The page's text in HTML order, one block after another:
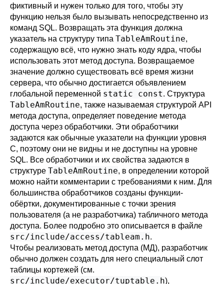
фиктивный и нужен только для того, чтобы эту
функцию нельзя было вызывать непосредственно из
команд SQL. Возвращать эта функция должна
указатель на структуру типа TableAmRoutine,
содержащую всё, что нужно знать коду ядра, чтобы
использовать этот метод доступа. Возвращаемое
значение должно существовать всё время жизни
сервера, что обычно достигается объявлением
глобальной переменной static const. Структура
TableAmRoutine, также называемая структурой API
метода доступа, определяет поведение метода
доступа через обработчики. Эти обработчики
задаются как обычные указатели на функции уровня
C, поэтому они не видны и не доступны на уровне
SQL. Все обработчики и их свойства задаются в
структуре TableAmRoutine, в определении которой
можно найти комментарии с требованиями к ним. Для
большинства обработчиков созданы функции-
обёртки, документированные с точки зрения
пользователя (а не разработчика) табличного метода
доступа. Более подробно это описывается в файле
src/include/access/tableam.h.
Чтобы реализовать метод доступа (МД), разработчик
обычно должен создать для него специальный слот
таблицы кортежей (см.
src/include/executor/tuptable.h),